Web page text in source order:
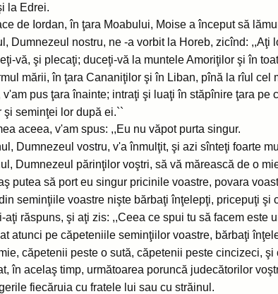
la Edrei.
de Iordan, în ţara Moabului, Moise a început să
Dumnezeul nostru, ne -a vorbit la Horeb, zicînd: ,,Aţi
vă, şi plecaţi; duceţi-vă la muntele Amoriţilor şi în
mării, în ţara Cananiţilor şi în Liban, pînă la rîul cel
v'am pus ţara înainte; intraţi şi luaţi în stăpînire ţara
şi seminţei lor după ei.``
aceea, v'am spus: ,,Eu nu văpot purta singur.
Dumnezeul vostru, v'a înmulţit, şi azi sînteţi foarte
Dumnezeul părinţilor voştri, să vă mărească de o
putea să port eu singur pricinile voastre, povara
seminţiile voastre nişte bărbaţi înţelepţi, pricepuţi şi
aţi răspuns, şi aţi zis: ,,Ceea ce spui tu să facem este
atunci pe căpeteniile seminţiilor voastre, bărbaţi
căpetenii peste o sută, căpetenii peste cincizeci,
în acelaş timp, următoarea poruncă judecătorilor
fiecăruia cu fratele lui sau cu străinul.